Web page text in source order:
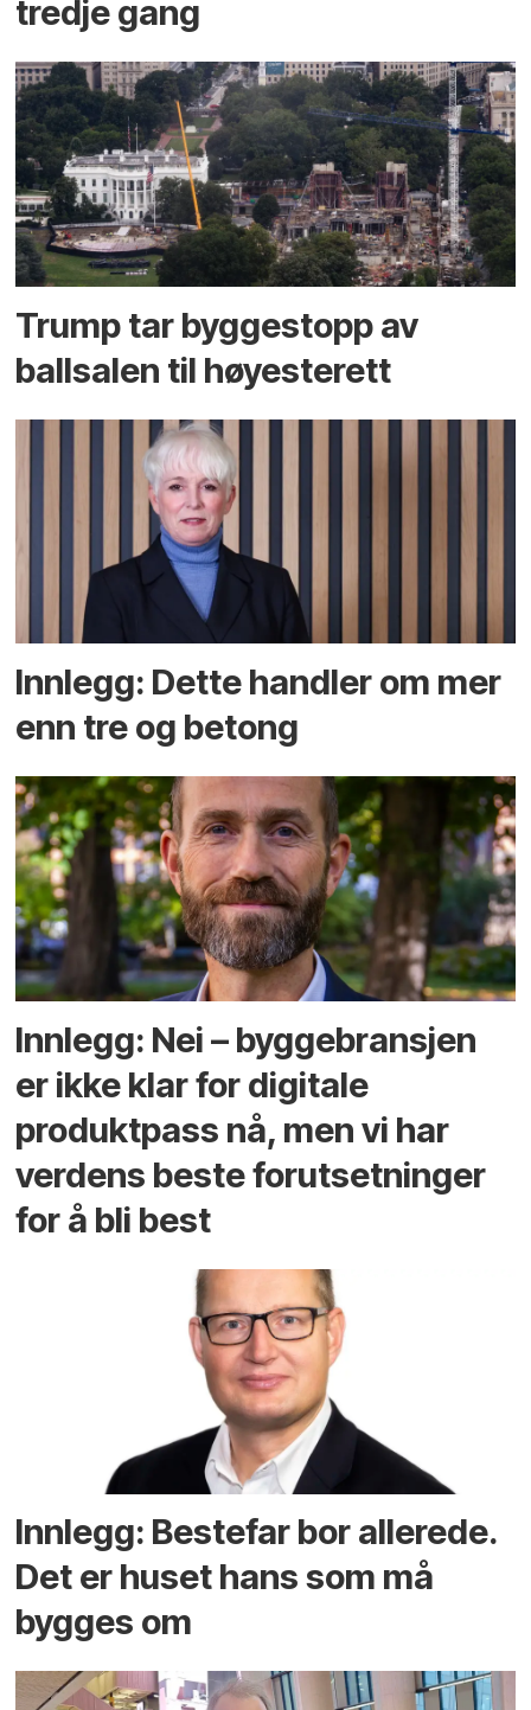
tredje gang
Trump tar byggestopp av
ballsalen til høyesterett
Innlegg: Dette handler om mer
enn tre og betong
Innlegg: Nei – byggebransjen
er ikke klar for digitale
produktpass nå, men vi har
verdens beste forutsetninger
for å bli best
Innlegg: Bestefar bor allerede.
Det er huset hans som må
bygges om